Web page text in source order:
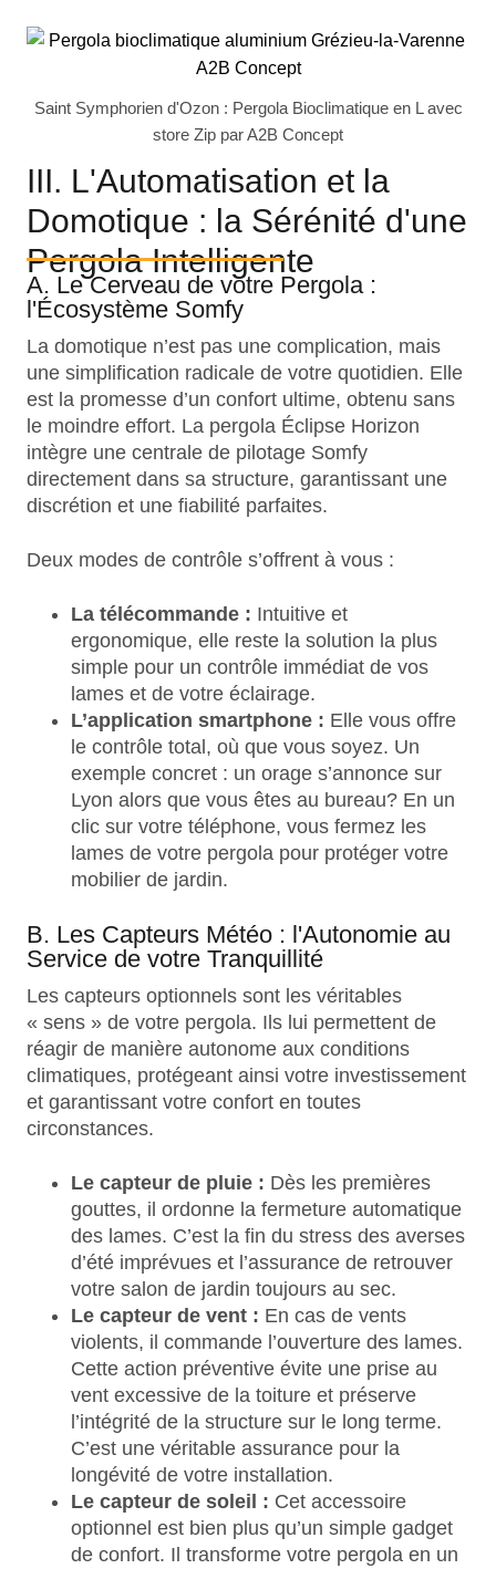
Saint Symphorien d'Ozon : Pergola Bioclimatique en L avec
store Zip par A2B Concept
III. L'Automatisation et la
Domotique : la Sérénité d'une
Pergola Intelligente
A. Le Cerveau de votre Pergola :
l'Écosystème Somfy
La domotique n’est pas une complication, mais
une simplification radicale de votre quotidien. Elle
est la promesse d’un confort ultime, obtenu sans
le moindre effort. La pergola Éclipse Horizon
intègre une centrale de pilotage Somfy
directement dans sa structure, garantissant une
discrétion et une fiabilité parfaites.
Deux modes de contrôle s’offrent à vous :
La télécommande : Intuitive et
ergonomique, elle reste la solution la plus
simple pour un contrôle immédiat de vos
lames et de votre éclairage.
L’application smartphone : Elle vous offre
le contrôle total, où que vous soyez. Un
exemple concret : un orage s’annonce sur
Lyon alors que vous êtes au bureau? En un
clic sur votre téléphone, vous fermez les
lames de votre pergola pour protéger votre
mobilier de jardin.
B. Les Capteurs Météo : l'Autonomie au
Service de votre Tranquillité
Les capteurs optionnels sont les véritables
« sens » de votre pergola. Ils lui permettent de
réagir de manière autonome aux conditions
climatiques, protégeant ainsi votre investissement
et garantissant votre confort en toutes
circonstances.
Le capteur de pluie : Dès les premières
gouttes, il ordonne la fermeture automatique
des lames. C’est la fin du stress des averses
d’été imprévues et l’assurance de retrouver
votre salon de jardin toujours au sec.
Le capteur de vent : En cas de vents
violents, il commande l’ouverture des lames.
Cette action préventive évite une prise au
vent excessive de la toiture et préserve
l’intégrité de la structure sur le long terme.
C’est une véritable assurance pour la
longévité de votre installation.
Le capteur de soleil : Cet accessoire
optionnel est bien plus qu’un simple gadget
de confort. Il transforme votre pergola en un